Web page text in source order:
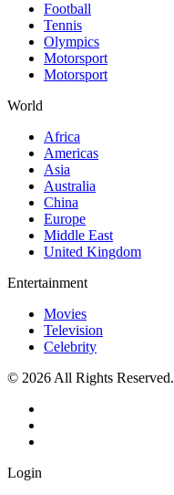
Football
Tennis
Olympics
Motorsport
Motorsport
World
Africa
Americas
Asia
Australia
China
Europe
Middle East
United Kingdom
Entertainment
Movies
Television
Celebrity
© 2026 All Rights Reserved.
Login